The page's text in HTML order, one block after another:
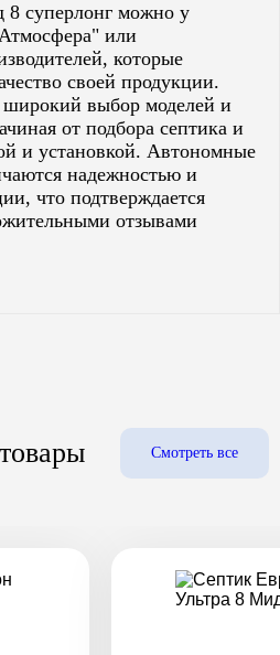
8 суперлонг можно у
или
которые
своей продукции.
широкий выбор моделей и
от подбора септика и
и установкой. Автономные
надежностью и
что подтверждается
отзывами
Смотреть все